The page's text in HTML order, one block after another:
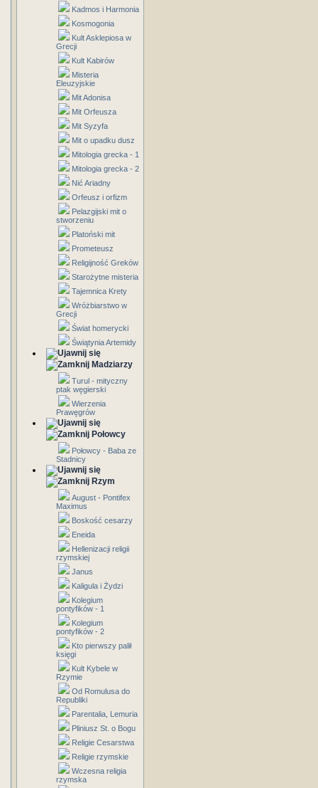
Kadmos i Harmonia
Kosmogonia
Kult Asklepiosa w
Grecji
Kult Kabirów
Misteria
Eleuzyjskie
Mit Adonisa
Mit Orfeusza
Mit Syzyfa
Mit o upadku dusz
Mitologia grecka - 1
Mitologia grecka - 2
Nić Ariadny
Orfeusz i orfizm
Pelazgijski mit o
stworzeniu
Platoński mit
Prometeusz
Religijność Greków
Starożytne misteria
Tajemnica Krety
Wróżbiarstwo w
Grecji
Świat homerycki
Świątynia Artemidy
Madziarzy
Turul - mityczny
ptak węgierski
Wierzenia
Prawęgrów
Połowcy
Połowcy - Baba ze
Stadnicy
Rzym
August - Pontifex
Maximus
Boskość cesarzy
Eneida
Hellenizacji religii
rzymskiej
Janus
Kaligula i Żydzi
Kolegium
pontyfików - 1
Kolegium
pontyfików - 2
Kto pierwszy palił
księgi
Kult Kybele w
Rzymie
Od Romulusa do
Republiki
Parentalia, Lemuria
Pliniusz St. o Bogu
Religie Cesarstwa
Religie rzymskie
Wczesna religia
rzymska